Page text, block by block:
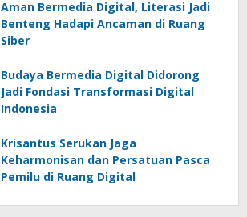
Aman Bermedia Digital, Literasi Jadi
Benteng Hadapi Ancaman di Ruang
Siber
Budaya Bermedia Digital Didorong
Jadi Fondasi Transformasi Digital
Indonesia
Krisantus Serukan Jaga
Keharmonisan dan Persatuan Pasca
Pemilu di Ruang Digital